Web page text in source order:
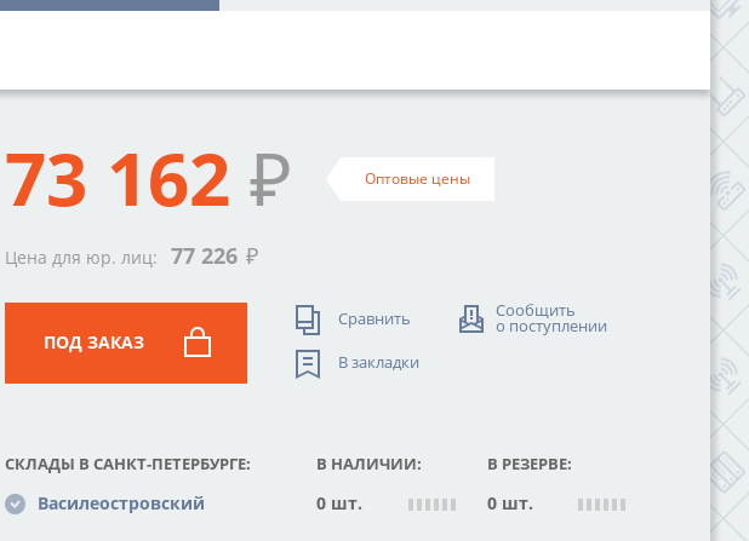
73 162 ₽ Оптовые цены
Цена для юр. лиц: 77 226 ₽
ПОД ЗАКАЗ
Сравнить
В закладки
Сообщить
о поступлении
СКЛАДЫ В САНКТ-ПЕТЕРБУРГЕ: В НАЛИЧИИ: В РЕЗЕРВЕ:
Василеостровский 0 шт. 0 шт.